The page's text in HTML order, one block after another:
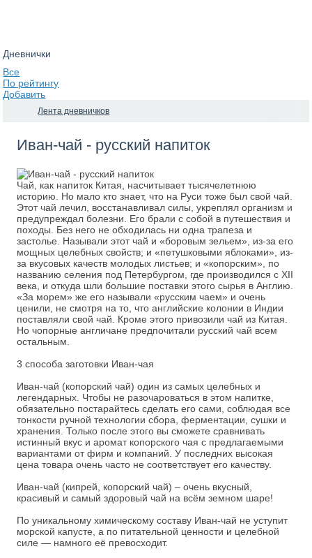
Дневнички
Все
По рейтингу
Добавить
Лента дневничков
Иван-чай - русский напиток
Чай, как напиток Китая, насчитывает тысячелетнюю
историю. Но мало кто знает, что на Руси тоже был свой чай.
Этот чай лечил, восстанавливал силы, укреплял организм и
предупреждал болезни. Его брали с собой в путешествия и
походы. Без него не обходилась ни одна трапеза и
застолье. Называли этот чай и «боровым зельем», из-за его
мощных целебных свойств; и «петушковыми яблоками», из-
за вкусовых качеств молодых листьев; и «копорским», по
названию селения под Петербургом, где производился с XII
века, и откуда шли большие поставки этого сырья в Англию.
«За морем» же его называли «русским чаем» и очень
ценили, не смотря на то, что английские колонии в Индии
поставляли свой чай. Кроме этого привозили чай из Китая.
Но чопорные англичане предпочитали русский чай всем
остальным.
3 способа заготовки Иван-чая
Иван-чай (копорский чай) один из самых целебных и
легендарных. Чтобы не разочароваться в этом напитке,
обязательно постарайтесь сделать его сами, соблюдая все
тонкости ручной технологии сбора, ферментации, сушки и
хранения. Только после этого вы сможете сравнивать
истинный вкус и аромат копорского чая с предлагаемыми
вариантами от фирм и компаний. У последних высокая
цена товара очень часто не соответствует его качеству.
Иван-чай (кипрей, копорский чай) – очень вкусный,
красивый и самый здоровый чай на всём земном шаре!
По уникальному химическому составу Иван-чай не уступит
морской капусте, а по питательной ценности и целебной
силе — намного её превосходит.